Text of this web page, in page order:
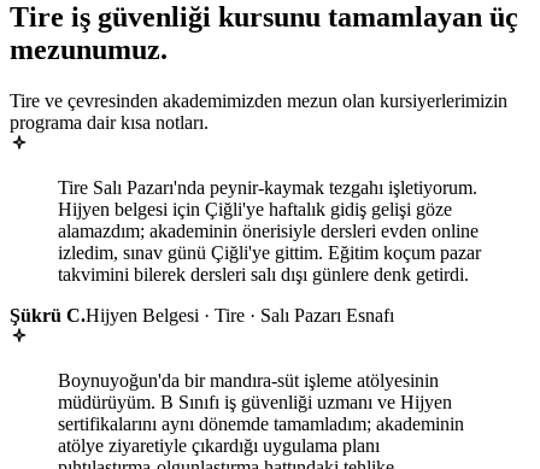
Tire iş güvenliği kursunu tamamlayan üç
mezunumuz.
Tire ve çevresinden akademimizden mezun olan kursiyerlerimizin
programa dair kısa notları.
Tire Salı Pazarı'nda peynir-kaymak tezgahı işletiyorum.
Hijyen belgesi için Çiğli'ye haftalık gidiş gelişi göze
alamazdım; akademinin önerisiyle dersleri evden online
izledim, sınav günü Çiğli'ye gittim. Eğitim koçum pazar
takvimini bilerek dersleri salı dışı günlere denk getirdi.
Şükrü C.Hijyen Belgesi · Tire · Salı Pazarı Esnafı
Boynuyoğun'da bir mandıra-süt işleme atölyesinin
müdürüyüm. B Sınıfı iş güvenliği uzmanı ve Hijyen
sertifikalarını aynı dönemde tamamladım; akademinin
atölye ziyaretiyle çıkardığı uygulama planı